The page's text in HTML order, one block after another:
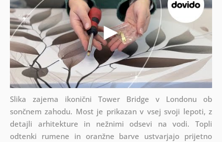
Slika zajema ikonični Tower Bridge v Londonu ob
sončnem zahodu. Most je prikazan v vsej svoji lepoti, z
detajli arhitekture in nežnimi odsevi na vodi. Topli
odtenki rumene in oranžne barve ustvarjajo prijetno